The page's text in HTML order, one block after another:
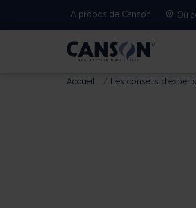
A propos de Canson Où
Accueil Les conseils d'experts